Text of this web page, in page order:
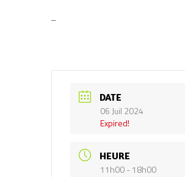
–
DATE
06 Juil 2024
Expired!
HEURE
11h00 - 18h00